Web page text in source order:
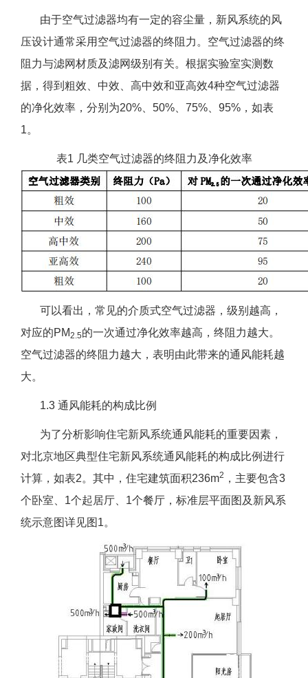
由于空气过滤器均有一定的容尘量，新风系统的风
压设计通常采用空气过滤器的终阻力。空气过滤器的终
阻力与滤网材质及滤网级别有关。根据实验室实测数
据，得到粗效、中效、高中效和亚高效4种空气过滤器
的净化效率，分别为20%、50%、75%、95%，如表
1。
表1 几类空气过滤器的终阻力及净化效率
可以看出，常见的介质式空气过滤器，级别越高，
对应的PM2.5的一次通过净化效率越高，终阻力越大。
空气过滤器的终阻力越大，表明由此带来的通风能耗越
大。
1.3 通风能耗的构成比例
为了分析影响住宅新风系统通风能耗的重要因素，
对北京地区典型住宅新风系统通风能耗的构成比例进行
计算，如表2。其中，住宅建筑面积236m2 ，主要包含3
个卧室、1个起居厅、1个餐厅，标准层平面图及新风系
统示意图详见图1。